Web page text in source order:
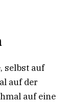
selbst auf
auf der
auf eine